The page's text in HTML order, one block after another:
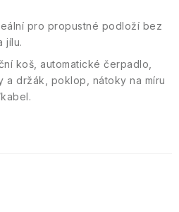
pro propustné podloží bez
jílu.
koš, automatické čerpadlo,
a držák, poklop, nátoky na míru